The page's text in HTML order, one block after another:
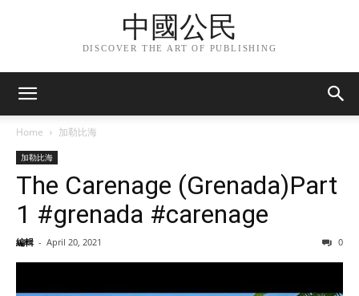
中國公民
DISCOVER THE ART OF PUBLISHING
Home 加勒比海
加勒比海
The Carenage (Grenada)Part
1 #grenada #carenage
編輯 - April 20, 2021 0